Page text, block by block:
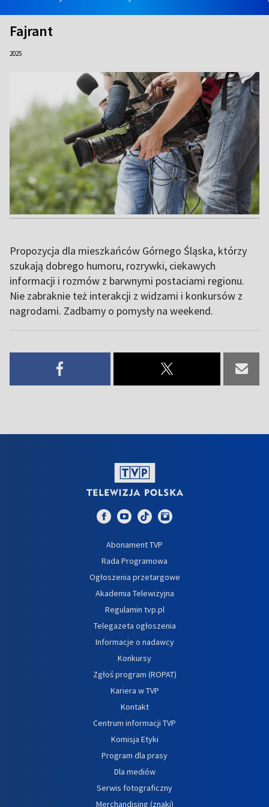
Fajrant
2025
Propozycja dla mieszkańców Górnego Śląska, którzy
szukają dobrego humoru, rozrywki, ciekawych
informacji i rozmów z barwnymi postaciami regionu.
Nie zabraknie też interakcji z widzami i konkursów z
nagrodami. Zadbamy o pomysły na weekend.
Abonament TVP
Rada Programowa
Ogłoszenia przetargowe
Akademia Telewizyjna
Regulamin tvp.pl
Telegazeta ogłoszenia
Informacje o nadawcy
Konkursy
Zgłoś program (ROPAT)
Kariera w TVP
Kontakt
Centrum informacji TVP
Komisja Etyki
Program dla prasy
Dla mediów
Serwis fotograficzny
Merchandising (znaki)